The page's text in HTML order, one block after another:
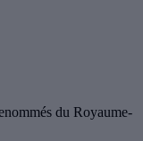
du Royaume-